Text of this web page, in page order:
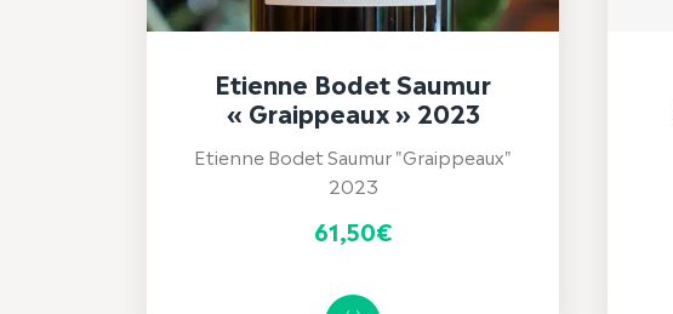
Etienne Bodet Saumur
« Graippeaux » 2023
Etienne Bodet Saumur "Graippeaux"
2023
61,50€